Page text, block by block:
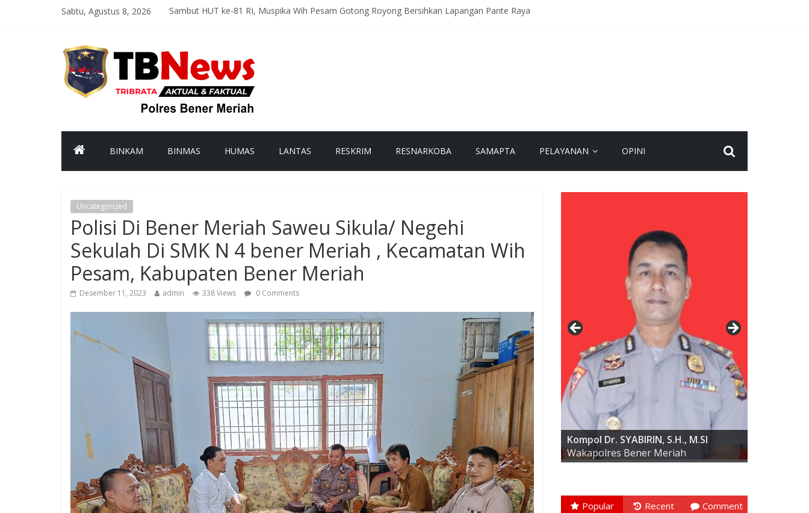
Sabtu, Agustus 8, 2026
Sambut HUT ke-81 RI, Muspika Wih Pesam Gotong Royong Bersihkan Lapangan Pante Raya
Polsek Pintu Rime Gayo Pantau Kondisi Warga di Hunian Sementara
Bhabinkamtibmas Polsek Permata Sambangi Warga, Sampaikan Pesan Kamtibmas
BINKAM BINMAS HUMAS LANTAS RESKRIM RESNARKOBA SAMAPTA PELAYANAN OPINI
Uncategorized
Polisi Di Bener Meriah Saweu Sikula/ Negehi
Sekulah Di SMK N 4 bener Meriah , Kecamatan Wih
Pesam, Kabupaten Bener Meriah
Desember 11, 2023 admin 338 Views 0 Comments
AKBP ARIS CAI DWI SUSANTO S.I.K.,
M.I.K
Kompol Dr. SYABIRIN, S.H., M.SI
Wakapolres Bener Meriah
Popular Recent Comment